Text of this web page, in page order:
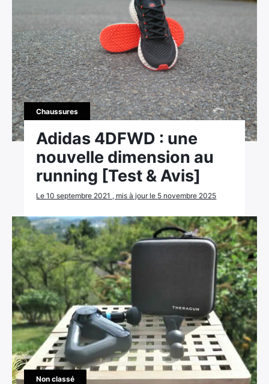
Chaussures
Adidas 4DFWD : une
nouvelle dimension au
running [Test & Avis]
Le 10 septembre 2021 , mis à jour le 5 novembre 2025
Non classé